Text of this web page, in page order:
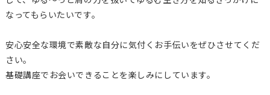
なってもらいたいです。
安心安全な環境で素敵な自分に気付くお手伝いをぜひさせてくだ
さい。
基礎講座でお会いできることを楽しみにしています。